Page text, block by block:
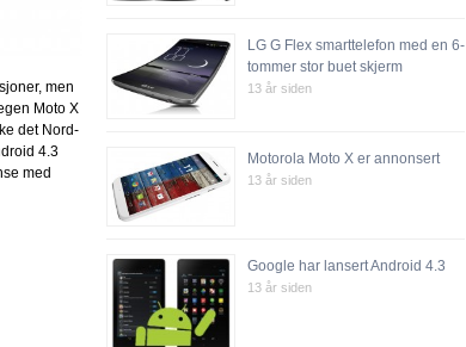
men
Moto X
det Nord-
4.3
med
LG G Flex smarttelefon med en 6-
tommer stor buet skjerm
13 år siden
Motorola Moto X er annonsert
13 år siden
Google har lansert Android 4.3
13 år siden